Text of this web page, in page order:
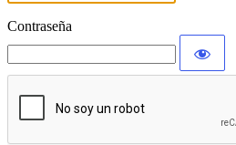
Contraseña